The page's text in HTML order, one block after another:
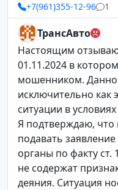
+7(961)355-12-96 1
ТрансАвто
Настоящим
01.11.2024 в
мошенником.
исключительно как
ситуации в
Я подтверждаю, что
подавать
органы по факту ст.
не содержат
деяния. Ситуация